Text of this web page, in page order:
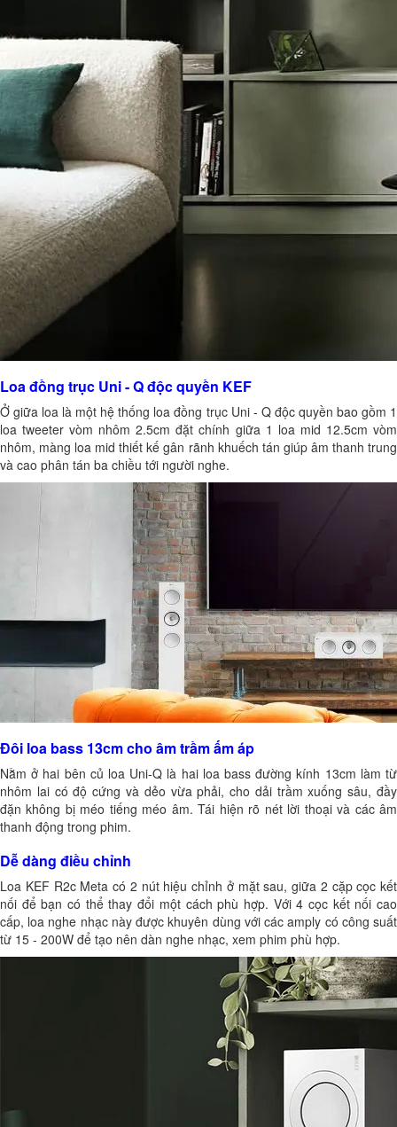
Loa đồng trục Uni - Q độc quyền KEF
Ở giữa loa là một hệ thống loa đồng trục Uni - Q độc quyền bao gồm 1
loa tweeter vòm nhôm 2.5cm đặt chính giữa 1 loa mid 12.5cm vòm
nhôm, màng loa mid thiết kế gân rãnh khuếch tán giúp âm thanh trung
và cao phân tán ba chiều tới người nghe.
Đôi loa bass 13cm cho âm trầm ấm áp
Nằm ở hai bên củ loa Uni-Q là hai loa bass đường kính 13cm làm từ
nhôm lai có độ cứng và dẻo vừa phải, cho dải trầm xuống sâu, đầy
đặn không bị méo tiếng méo âm. Tái hiện rõ nét lời thoại và các âm
thanh động trong phim.
Dễ dàng điều chỉnh
Loa KEF R2c Meta có 2 nút hiệu chỉnh ở mặt sau, giữa 2 cặp cọc kết
nối để bạn có thể thay đổi một cách phù hợp. Với 4 cọc kết nối cao
cấp, loa nghe nhạc này được khuyên dùng với các amply có công suất
từ 15 - 200W để tạo nên dàn nghe nhạc, xem phim phù hợp.